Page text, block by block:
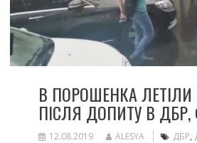
В ПОРОШЕНКА
ПІСЛЯ ДОПИТУ В
12.08.2019 ALESYA ДБР,